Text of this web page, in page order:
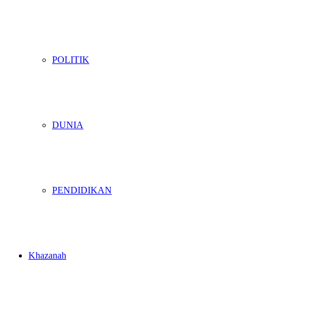
POLITIK
DUNIA
PENDIDIKAN
Khazanah